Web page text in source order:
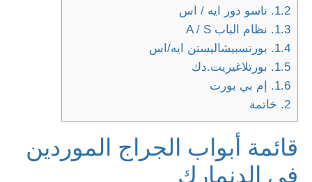
1.2.
ناسو دور ايه / اس
1.3.
نظام الباب A / S
1.4.
بورتسبيشاليستن ايه/اس
1.5.
بورتلاغيريت.دك
1.6.
إم بي بورت
2. خاتمة
قائمة أبواب الجراج الموردين
في الدنمارك